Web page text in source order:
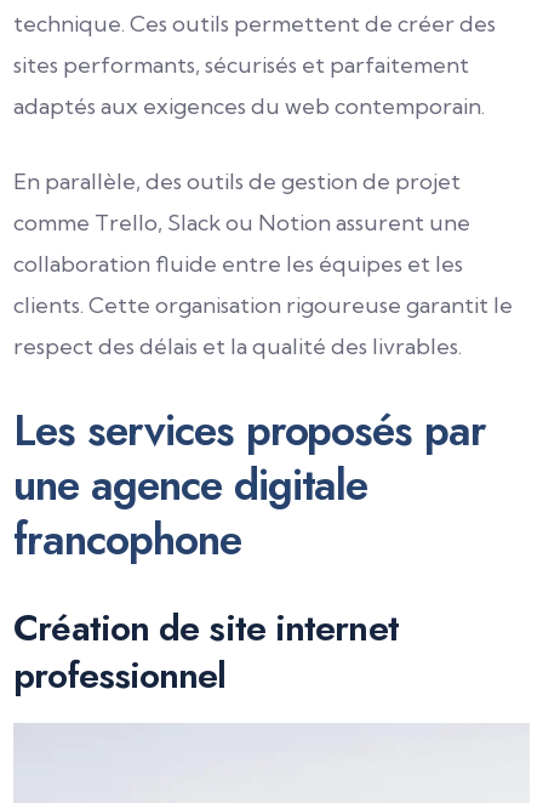
technique. Ces outils permettent de créer des
sites performants, sécurisés et parfaitement
adaptés aux exigences du web contemporain.
En parallèle, des outils de gestion de projet
comme Trello, Slack ou Notion assurent une
collaboration fluide entre les équipes et les
clients. Cette organisation rigoureuse garantit le
respect des délais et la qualité des livrables.
Les services proposés par
une agence digitale
francophone
Création de site internet
professionnel